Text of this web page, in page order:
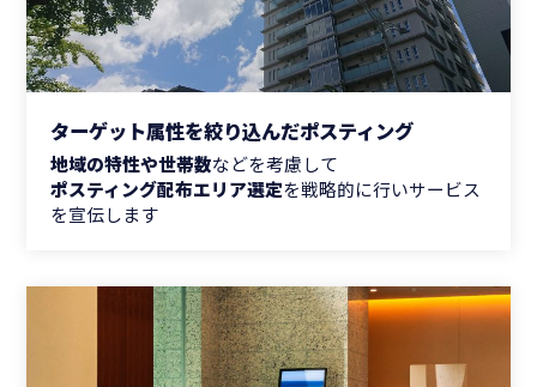
ターゲット属性を絞り込んだポスティング
地域の特性や世帯数などを考慮して
ポスティング配布エリア選定を戦略的に行いサービス
を宣伝します